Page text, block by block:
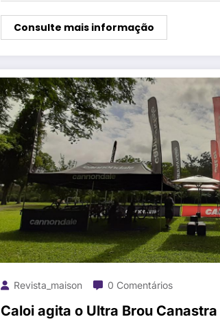
Consulte mais informação
Revista_maison 0 Comentários
Caloi agita o Ultra Brou Canastra